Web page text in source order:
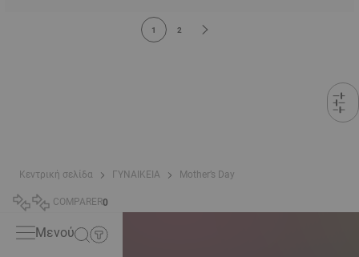
1 2
Κεντρική σελίδα ΓΥΝΑΙΚΕΙΑ Mother’s Day
COMPARER0
Μενού